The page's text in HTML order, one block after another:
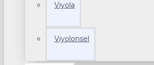
Viyola
Viyolonsel